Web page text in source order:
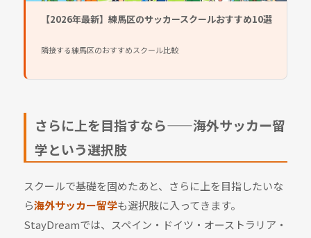
【2026年最新】練馬区のサッカースクールおすすめ10選
隣接する練馬区のおすすめスクール比較
さらに上を目指すなら——海外サッカー留
学という選択肢
スクールで基礎を固めたあと、さらに上を目指したいな
ら海外サッカー留学も選択肢に入ってきます。
StayDreamでは、スペイン・ドイツ・オーストラリア・